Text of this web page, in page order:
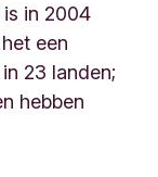
in 2004
een
23 landen;
hebben